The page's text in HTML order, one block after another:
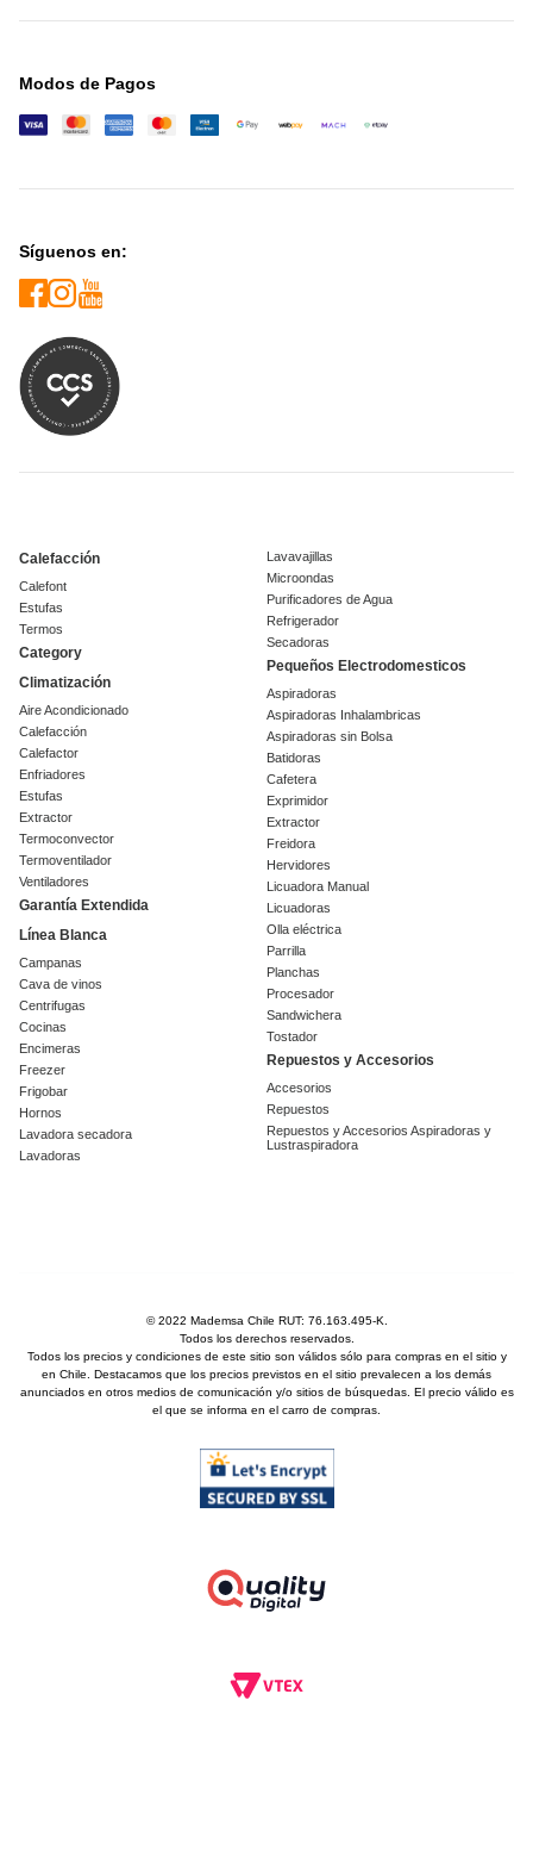
Modos de Pagos
Síguenos en:
Calefacción
Calefont
Estufas
Termos
Category
Climatización
Aire Acondicionado
Calefacción
Calefactor
Enfriadores
Estufas
Extractor
Termoconvector
Termoventilador
Ventiladores
Garantía Extendida
Línea Blanca
Campanas
Cava de vinos
Centrifugas
Cocinas
Encimeras
Freezer
Frigobar
Hornos
Lavadora secadora
Lavadoras
Lavavajillas
Microondas
Purificadores de Agua
Refrigerador
Secadoras
Pequeños Electrodomesticos
Aspiradoras
Aspiradoras Inhalambricas
Aspiradoras sin Bolsa
Batidoras
Cafetera
Exprimidor
Extractor
Freidora
Hervidores
Licuadora Manual
Licuadoras
Olla eléctrica
Parrilla
Planchas
Procesador
Sandwichera
Tostador
Repuestos y Accesorios
Accesorios
Repuestos
Repuestos y Accesorios Aspiradoras y
Lustraspiradora
© 2022 Mademsa Chile RUT: 76.163.495-K.
Todos los derechos reservados.
Todos los precios y condiciones de este sitio son válidos sólo para compras en el sitio y
en Chile. Destacamos que los precios previstos en el sitio prevalecen a los demás
anunciados en otros medios de comunicación y/o sitios de búsquedas. El precio válido es
el que se informa en el carro de compras.